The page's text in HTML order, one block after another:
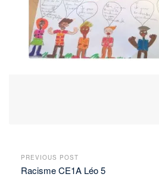
PREVIOUS POST
Racisme CE1A Léo 5